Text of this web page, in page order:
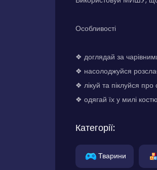
Особливості
❖ доглядай за
❖ насолоджуйся
❖ лікуй та піклуйся про
❖ одягай їх у милі
Категорії:
Тварини